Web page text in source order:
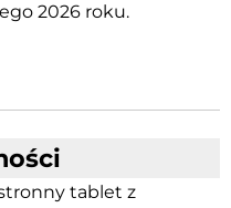
2026 roku.
Telegram
tablet z